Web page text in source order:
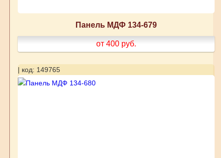
Панель МДФ 134-679
от 400 руб.
| код: 149765